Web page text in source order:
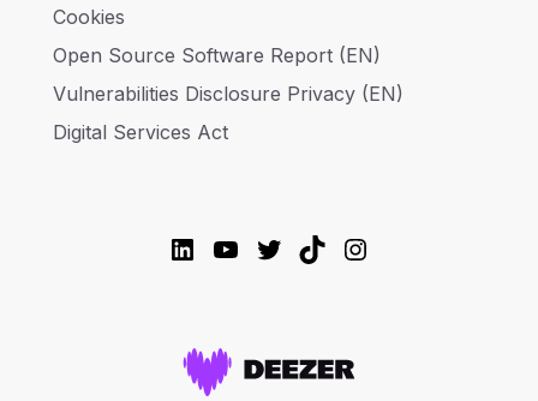
Cookies
Open Source Software Report (EN)
Vulnerabilities Disclosure Privacy (EN)
Digital Services Act
LinkedIn
YouTube
Twitter
TikTokInstagram